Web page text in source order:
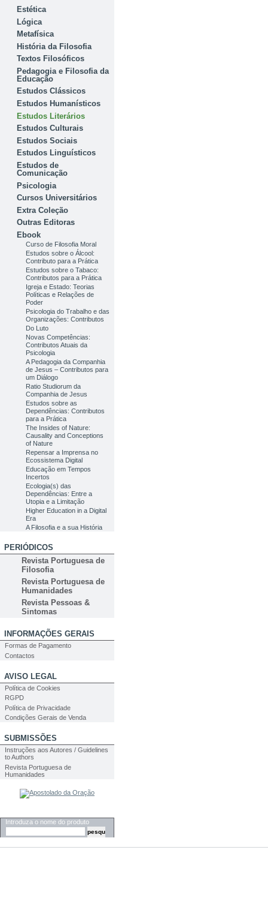
Estética
Lógica
Metafísica
História da Filosofia
Textos Filosóficos
Pedagogia e Filosofia da
Educação
Estudos Clássicos
Estudos Humanísticos
Estudos Literários
Estudos Culturais
Estudos Sociais
Estudos Linguísticos
Estudos de
Comunicação
Psicologia
Cursos Universitários
Extra Coleção
Outras Editoras
Ebook
Curso de Filosofia Moral
Estudos sobre o Álcool:
Contributo para a Prática
Estudos sobre o Tabaco:
Contributos para a Prática
Igreja e Estado: Teorias
Políticas e Relações de
Poder
Psicologia do Trabalho e das
Organizações: Contributos
Do Luto
Novas Competências:
Contributos Atuais da
Psicologia
A Pedagogia da Companhia
de Jesus – Contributos para
um Diálogo
Ratio Studiorum da
Companhia de Jesus
Estudos sobre as
Dependências: Contributos
para a Prática
The Insides of Nature:
Causality and Conceptions
of Nature
Repensar a Imprensa no
Ecossistema Digital
Educação em Tempos
Incertos
Ecologia(s) das
Dependências: Entre a
Utopia e a Limitação
Higher Education in a Digital
Era
A Filosofia e a sua História
PERIÓDICOS
Revista Portuguesa de
Filosofia
Revista Portuguesa de
Humanidades
Revista Pessoas &
Sintomas
INFORMAÇÕES GERAIS
Formas de Pagamento
Contactos
AVISO LEGAL
Política de Cookies
RGPD
Política de Privacidade
Condições Gerais de Venda
SUBMISSÕES
Instruções aos Autores / Guidelines
to Authors
Revista Portuguesa de
Humanidades
Introduza o nome do produto